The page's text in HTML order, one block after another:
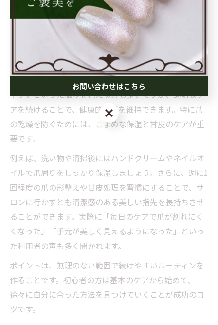
セルフケアで輝く指先を叶えるネ
イルのコツ
ネイルケアで指先の美しさを長持ちさせる工夫
ネイルケアは指先の清潔感と美しさを保つために不可欠
です。日常生活の中で爪が割れやすい、ささくれができ
やすいといった悩みを抱える方も多いですが、適切なケ
アを続けることで、健康的な爪を維持できます。特に爪
の乾燥を防ぐためには、こまめな保湿と甘皮のケアが重
要です。
例えば、洗い物や清掃後にはハンドクリームやネイルオ
イルで爪周りをしっかり保湿しましょう。さらに、週に1
回程度の爪の形整えや甘皮処理を習慣にすることで、サ
ロンに行かずとも清潔感のある美しい指先を長持ちさせ
ることができます。実際に「毎日のケアで爪が割れにく
くなった」「手元が美しく見えるようになった」といっ
た利用者の声も多く聞かれます。
ポイントは、無理のない範囲で続けやすいルーティンを
作ることです。初心者の方は基本のケアから始めて、
徐々に自分に合った方法を見つけていくことが成功のコ
ツです。
お問い合わせはこちら
お問い合わせはこちら